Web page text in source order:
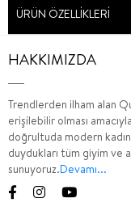
ÜRÜN ÖZELLIKLERI
HAKKIMIZDA
Trendlerden ilham alan
erişilebilir olması
doğrultuda modern
duydukları tüm giyim ve
sunuyoruz.Devamı...